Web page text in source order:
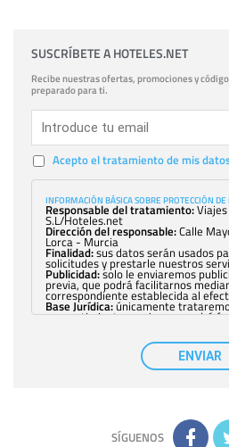
SUSCRÍBETE A HOTELES.NET
Recibe nuestras ofertas, promociones y
preparado para ti.
Acepto el tratamiento de mis
INFORMACIÓN BÁSICA SOBRE PROTECCIÓN DE
Responsable del tratamiento:
S.L/Hoteles.net
Dirección del responsable:Calle
Lorca - Murcia
Finalidad:sus datos serán usados
solicitudes y prestarle nuestros
Publicidad:solo le enviaremos
previa, que podrá facilitarnos
correspondiente establecida al
Base Jurídica:únicamente
consentimiento previo, que podrá
con carácter general,
nuestra entidad que esté
tener conocimiento de la
comunicarán datos a terceros.
adicional y detallada sobre cómo
política de privacidad
ENVIAR
SÍGUENOS